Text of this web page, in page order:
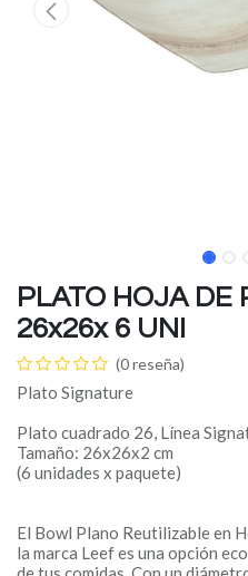
PLATO HOJA DE
26x26x 6 UNI
(0 reseña)
Plato Signature
Plato cuadrado 26, Línea
Tamaño: 26x26x2 cm
(6 unidades x paquete)
El Bowl Plano Reutilizable en
la marca Leef es una opción